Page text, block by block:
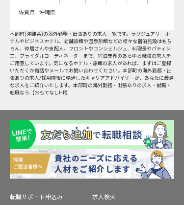
佐賀県 沖縄県
本部町(沖縄県)の海外勤務・出張あり の求人一覧です。ラグジュアリーホ
テルやビジネスホテル、老舗旅館や温泉旅館などの様々な宿泊施設はもち
ろん、仲居さんや支配人、フロントやコンシェルジュ、料理長やパティシ
エ、ブライダルコーディネーターまで、宿泊業界のあらゆる職種の求人を
ご用意しています。気になるホテル・旅館の求人があれば、まずはご登録
いただくか電話やメールでお問い合わせください。本部町の海外勤務・出
張ありの求人/採用情報に精通したキャリアアドバイザーが、あなたに最適
な求人をご紹介いたします。本部町の海外勤務・出張ありの求人・就職・
転職なら【おもてなしHR】
転職サポート申込み
求人検索